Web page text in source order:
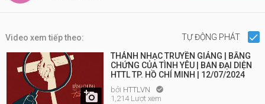
Video xem tiếp theo: TỰ ĐỘNG PHÁT

THÁNH NHẠC TRUYỀN GIẢNG | BẰNG
CHỨNG CỦA TÌNH YÊU | BAN ĐẠI DIỆN
HTTL TP. HỒ CHÍ MINH | 12/07/2024
bởi HTTLVN 
1,214 Lượt xem